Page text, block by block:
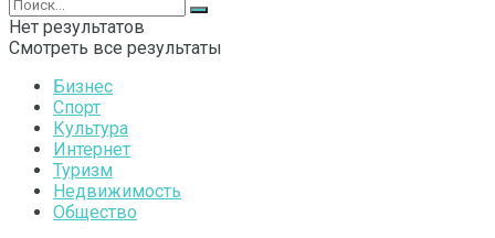
Нет результатов
Смотреть все результаты
Бизнес
Спорт
Культура
Интернет
Туризм
Недвижимость
Общество